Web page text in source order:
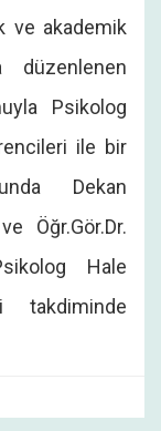
ve akademik
düzenlenen
Psikolog
ile bir
Dekan
Öğr.Gör.Dr.
Hale
takdiminde